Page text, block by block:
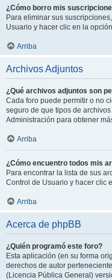
¿Cómo borro mis
Para eliminar sus
Usuario y hacer clic en la
Arriba
Archivos Adjuntos
¿Qué archivos adjuntos son
Cada foro puede permitir o no
seguro de que tipos de
Administración para obtener
Arriba
¿Cómo encuentro todos mis
Para encontrar la lista de sus
Control de Usuario y hacer clic
Arriba
Acerca de phpBB
¿Quién programó este foro?
Esta aplicación (en su forma
derechos de autor
(Licencia Pública General)